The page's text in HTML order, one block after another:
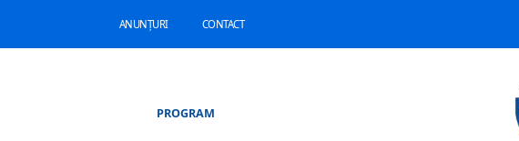
ANUNȚURI CONTACT
PROGRAM